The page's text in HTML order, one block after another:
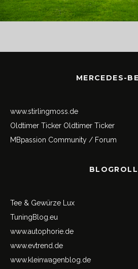
MERCEDES-
www.stirlingmoss.de
Oldtimer Ticker Oldtimer Ticker
MBpassion Community / Forum
BLOGROLL
Tee & Gewürze Lux
TuningBlog.eu
www.autophorie.de
www.evtrend.de
www.kleinwagenblog.de